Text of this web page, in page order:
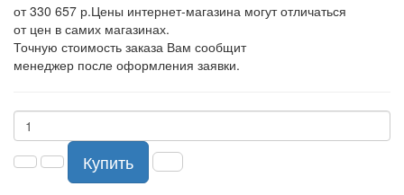
от 330 657 р.Цены интернет-магазина могут отличаться
от цен в самих магазинах.
Точную стоимость заказа Вам сообщит
менеджер после оформления заявки.
Купить